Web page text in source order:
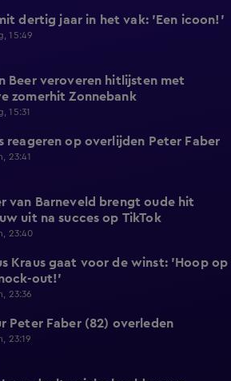
dertig jaar in het vak: 'Een icoon!'
15:49
Beer veroveren hitlijsten met
zomerhit Zonnebank
15:31
reageren op overlijden Peter Faber
23:41
van Barneveld brengt oude hit
uit na succes op TikTok
23:40
Kraus gaat voor de winst: 'Hoop op
out!'
23:36
Peter Faber (82) overleden
23:19